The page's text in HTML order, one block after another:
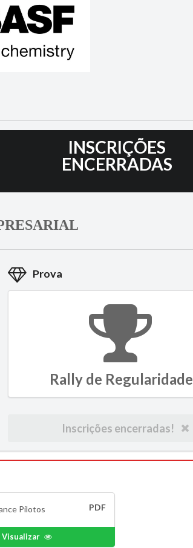
INSCRIÇÕES
ENCERRADAS
Prova
Rally de Regularidade
Inscrições encerradas!
Pilotos PDF
Visualizar